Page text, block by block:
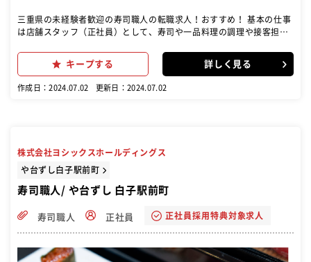
三重県の未経験者歓迎の寿司職人の転職求人！おすすめ！ 基本の仕事
は店舗スタッフ（正社員）として、寿司や一品料理の調理や接客担当
には商品の受注・発注・在庫管理、また売上管理、アルバイトの面
接・育成、メニュー開発などです。いち早く店長を目指して頂くため
キープする 詳しく見る
作成日：2024.07.02 更新日：2024.07.02
株式会社ヨシックスホールディングス
や台ずし白子駅前町
寿司職人/ や台ずし 白子駅前町
寿司職人 正社員 正社員採用特典対象求人